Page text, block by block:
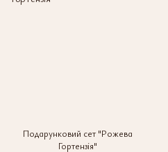
Подарунковий сет "Рожева
Гортензія"